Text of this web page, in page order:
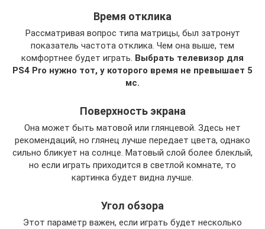
Время отклика
Рассматривая вопрос типа матрицы, был затронут
показатель частота отклика. Чем она выше, тем
комфортнее будет играть. Выбрать телевизор для
PS4 Pro нужно тот, у которого время не превышает 5
мс.
Поверхность экрана
Она может быть матовой или глянцевой. Здесь нет
рекомендаций, но глянец лучше передает цвета, однако
сильно бликует на солнце. Матовый слой более блеклый,
но если играть приходится в светлой комнате, то
картинка будет видна лучше.
Угол обзора
Этот параметр важен, если играть будет несколько